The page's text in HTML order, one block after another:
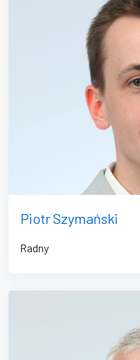
Piotr Szymański
Radny